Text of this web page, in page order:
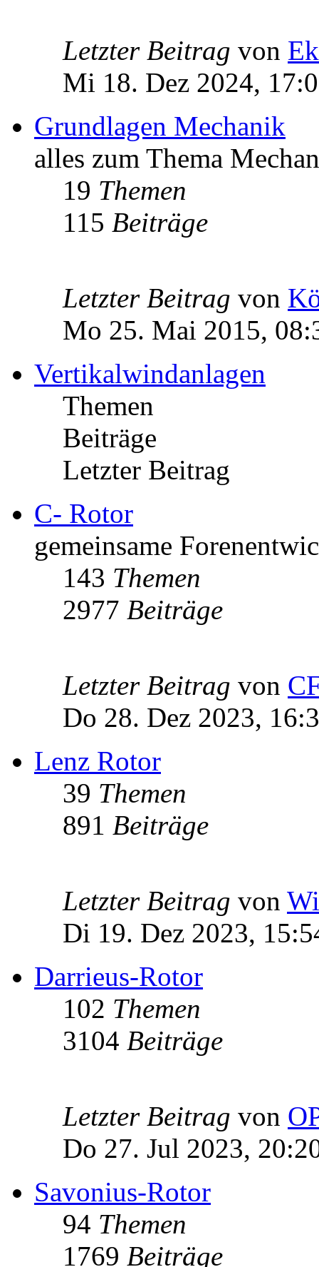
Letzter Beitrag von
Mi 18. Dez 2024,
Grundlagen Mechanik
alles zum Thema
19 Themen
115 Beiträge
Letzter Beitrag von
Mo 25. Mai 2015,
Vertikalwindanlagen
Themen
Beiträge
Letzter Beitrag
C- Rotor
gemeinsame
143 Themen
2977 Beiträge
Letzter Beitrag von
Do 28. Dez 2023,
Lenz Rotor
39 Themen
891 Beiträge
Letzter Beitrag von
Di 19. Dez 2023,
Darrieus-Rotor
102 Themen
3104 Beiträge
Letzter Beitrag von
Do 27. Jul 2023,
Savonius-Rotor
94 Themen
1769 Beiträge